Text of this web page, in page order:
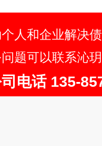
人和企业解决
题可以联系沁
电话 135-